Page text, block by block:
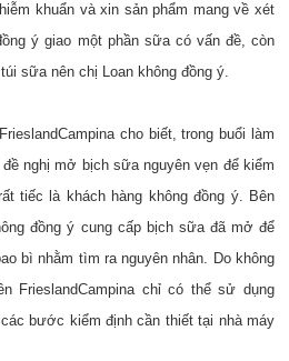
khuẩn và xin sản phẩm mang về xét
ý giao một phần sữa có vấn đề, còn
sữa nên chị Loan không đồng ý.
cho biết, trong buổi làm
nghị mở bịch sữa nguyên vẹn để kiểm
tiếc là khách hàng không đồng ý. Bên
đồng ý cung cấp bịch sữa đã mở để
bì nhằm tìm ra nguyên nhân. Do không
FrieslandCampina chỉ có thể sử dụng
bước kiểm định cần thiết tại nhà máy